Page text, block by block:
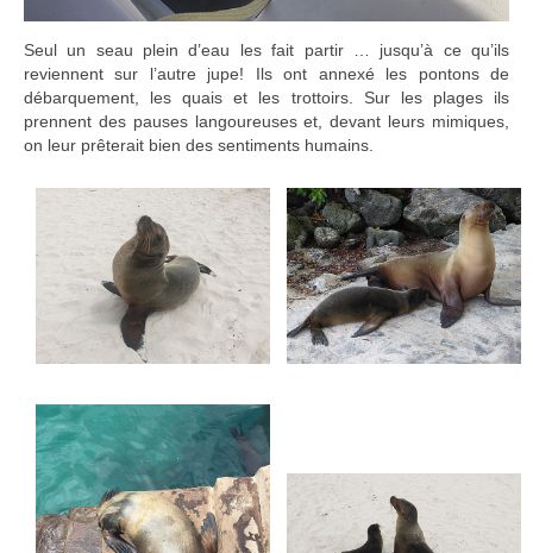
Seul un seau plein d’eau les fait partir … jusqu’à ce qu’ils
reviennent sur l’autre jupe! Ils ont annexé les pontons de
débarquement, les quais et les trottoirs. Sur les plages ils
prennent des pauses langoureuses et, devant leurs mimiques,
on leur prêterait bien des sentiments humains.